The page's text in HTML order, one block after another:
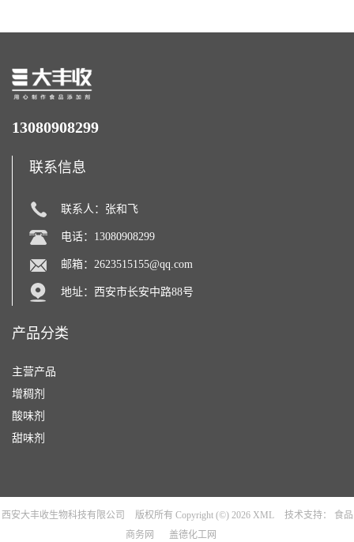
13080908299
联系信息
联系人：张和飞
电话：13080908299
邮箱： 2623515155@qq.com
地址：西安市长安中路88号
产品分类
主营产品
增稠剂
酸味剂
甜味剂
西安大丰收生物科技有限公司 版权所有 Copyright (©) 2026 XML 技术支持：
食品
商务网
盖德化工网